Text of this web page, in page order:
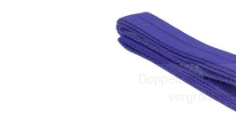
Doppelt
vergrößern